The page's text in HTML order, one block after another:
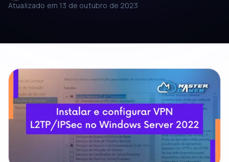
Atualizado em 13 de outubro de 2023